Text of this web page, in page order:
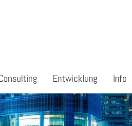
Entwicklung Info